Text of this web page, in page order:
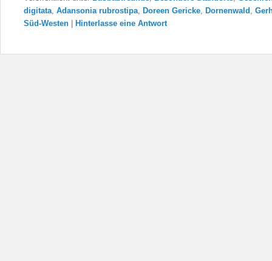
digitata Adansonia rubrostipa Doreen Gericke Dornenwald
Süd-Westen
Hinterlasse eine Antwort